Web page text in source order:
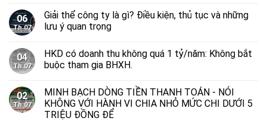
06
Th 07
Giải thể công ty là gì? Điều kiện, thủ tục và những
lưu ý quan trọng
04
Th 07
HKD có doanh thu không quá 1 tỷ/năm: Không bắt
buộc tham gia BHXH.
02
Th 07
MINH BẠCH DÒNG TIỀN THANH TOÁN - NÓI
KHÔNG VỚI HÀNH VI CHIA NHỎ MỨC CHI DƯỚI 5
TRIỆU ĐỒNG ĐỂ